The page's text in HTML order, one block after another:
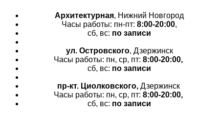
Архитектурная, Нижний Новгород
Часы работы: пн-пт: 8:00-20:00,
сб, вс: по записи
ул. Островского, Дзержинск
Часы работы: пн, ср, пт: 8:00-20:00,
сб, вс: по записи
пр-кт. Циолковского, Дзержинск
Часы работы: пн, ср, пт: 8:00-20:00,
сб, вс: по записи